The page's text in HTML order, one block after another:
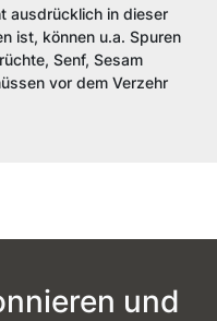
ausdrücklich in dieser
ist, können u.a. Spuren
Senf, Sesam
vor dem Verzehr
und